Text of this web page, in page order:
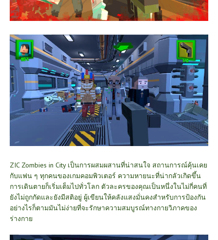
ZIC Zombies in City เป็นการผสมผสานที่น่าสนใจ สถานการณ์คุ้นเคย
กับแฟน ๆ ทุกคนของเกมคอมพิวเตอร์ ความหายนะที่น่ากลัวเกิดขึ้น
การเดินตายก็เริ่มเต็มไปทั่วโลก ตัวละครของคุณเป็นหนึ่งในไม่กี่คนที่
ยังไม่ถูกกัดและยังมีสติอยู่ ผู้เขียนให้คลังแสงมั่นคงสำหรับการป้องกัน
อย่างไรก็ตามมันไม่ง่ายที่จะรักษาความสมบูรณ์ทางกายวิภาคของ
ร่างกาย